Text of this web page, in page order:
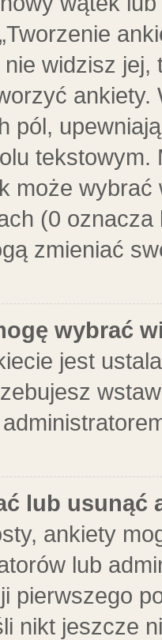
widzisz
ankiety.
pól,
może
(0
zmieniać
wybrać
jest
lub usunąć
ankiety
lub
pierwszego
nikt jeszcze